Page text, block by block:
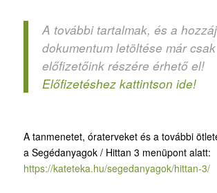
A további tartalmak, és a
dokumentum letöltése már csak
előfizetőink részére érhető el!
Előfizetéshez kattintson ide!
A tanmenetet, óraterveket és a további
a Segédanyagok / Hittan 3 menüpont alatt:
https://kateteka.hu/segedanyagok/hittan-3/